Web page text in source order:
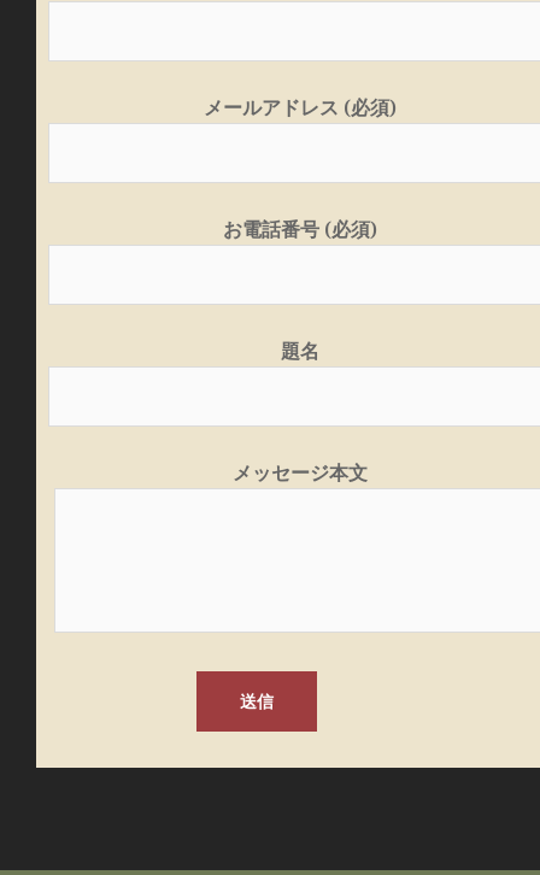
メールアドレス (必須)
お電話番号 (必須)
題名
メッセージ本文